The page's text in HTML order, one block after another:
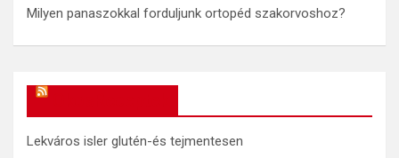
Milyen panaszokkal forduljunk ortopéd szakorvoshoz?
Lekváros isler glutén-és tejmentesen